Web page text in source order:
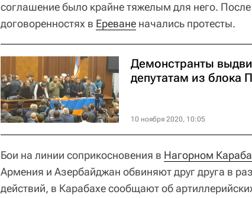
соглашение было крайне тяжелым для него.
договоренностях в Ереване начались протесты.
Демонстранты
депутатам из блока
10 ноября 2020, 10:05
Бои на линии соприкосновения в Нагорном
Армения и Азербайджан обвиняют друг друга в
действий, в Карабахе сообщают об